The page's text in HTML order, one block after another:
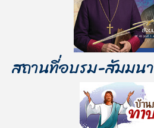
สถานที่อบรม-สัมมนา